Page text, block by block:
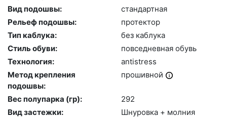
Вид подошвы:
стан­дарт­ная
Рельеф подошвы:
про­тек­тор
Тип каблука:
без каб­лу­ка
Стиль обуви:
пов­седнев­ная обувь
Технология:
an­tist­ress
Метод крепления
подошвы:
про­шив­ной
Вес полупарка (гр):
292
Вид застежки:
Шну­ров­ка + мол­ния